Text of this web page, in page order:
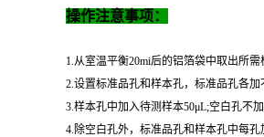
操作注意事项：
1.从室温平衡20mi后的铝箔袋中取出所
2.设置标准品孔和样本孔，标准品孔各
3.样本孔中加入待测样本50μL;空白孔不加
4.除空白孔外，标准品孔和样本孔中每